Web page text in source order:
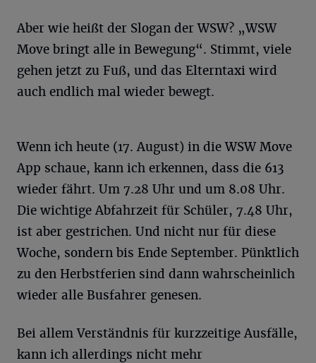
Aber wie heißt der Slogan der WSW? „WSW
Move bringt alle in Bewegung“. Stimmt, viele
gehen jetzt zu Fuß, und das Elterntaxi wird
auch endlich mal wieder bewegt.
Wenn ich heute (17. August) in die WSW Move
App schaue, kann ich erkennen, dass die 613
wieder fährt. Um 7.28 Uhr und um 8.08 Uhr.
Die wichtige Abfahrzeit für Schüler, 7.48 Uhr,
ist aber gestrichen. Und nicht nur für diese
Woche, sondern bis Ende September. Pünktlich
zu den Herbstferien sind dann wahrscheinlich
wieder alle Busfahrer genesen.
Bei allem Verständnis für kurzzeitige Ausfälle,
kann ich allerdings nicht mehr